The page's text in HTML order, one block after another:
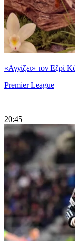
«Αγγίζει» τον Εζρί
Premier League
|
20:45